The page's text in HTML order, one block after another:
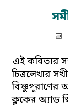
এই কবিতার
চিত্রলেখার
বিষ্ণুপুরাণের
ক্লকের অ্যাড